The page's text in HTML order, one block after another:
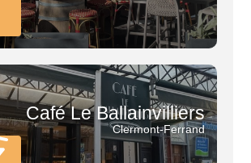
Café Le Ballainvilliers
Clermont-Ferrand